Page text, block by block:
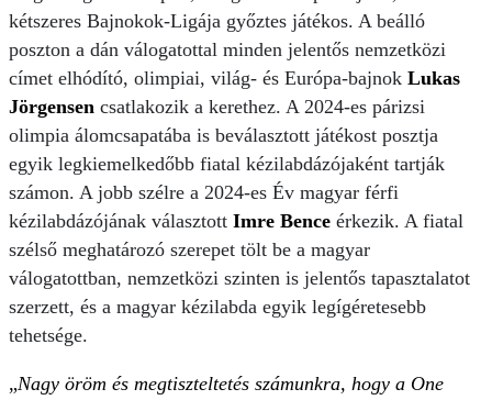
kétszeres Bajnokok-Ligája győztes játékos. A beálló
poszton a dán válogatottal minden jelentős nemzetközi
címet elhódító, olimpiai, világ- és Európa-bajnok Lukas
Jörgensen csatlakozik a kerethez. A 2024-es párizsi
olimpia álomcsapatába is beválasztott játékost posztja
egyik legkiemelkedőbb fiatal kézilabdázójaként tartják
számon. A jobb szélre a 2024-es Év magyar férfi
kézilabdázójának választott Imre Bence érkezik. A fiatal
szélső meghatározó szerepet tölt be a magyar
válogatottban, nemzetközi szinten is jelentős tapasztalatot
szerzett, és a magyar kézilabda egyik legígéretesebb
tehetsége.
„Nagy öröm és megtiszteltetés számunkra, hogy a One